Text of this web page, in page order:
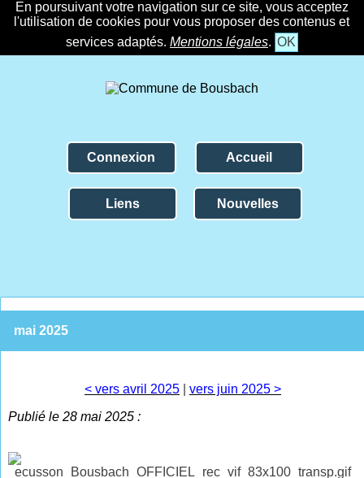
En poursuivant votre navigation sur ce site, vous acceptez
l'utilisation de cookies pour vous proposer des contenus et
services adaptés. Mentions légales. OK
Connexion Accueil
Liens Nouvelles
mai 2025
< vers avril 2025
vers juin 2025 >
Publié le 28 mai 2025 :